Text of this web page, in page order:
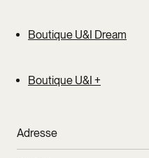
Boutique U&I Dream
Boutique U&I +
Adresse